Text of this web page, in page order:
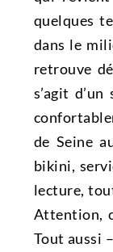
quelques
dans le
retrouve
s’agit
de Seine
bikini,
lecture,
Attention,
Tout aussi